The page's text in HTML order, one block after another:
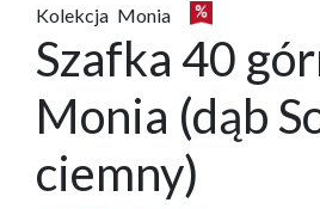
Kolekcja Monia
Szafka 40
Monia (dąb
ciemny)